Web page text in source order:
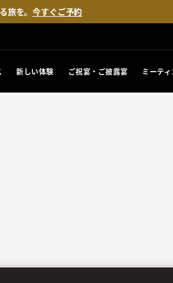
旅を。今すぐご予約
新しい体験 ご祝宴・ご披露宴 ミーテ